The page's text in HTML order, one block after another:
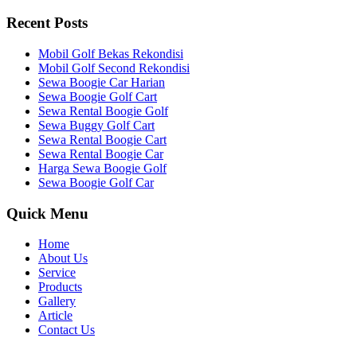
Recent Posts
Mobil Golf Bekas Rekondisi
Mobil Golf Second Rekondisi
Sewa Boogie Car Harian
Sewa Boogie Golf Cart
Sewa Rental Boogie Golf
Sewa Buggy Golf Cart
Sewa Rental Boogie Cart
Sewa Rental Boogie Car
Harga Sewa Boogie Golf
Sewa Boogie Golf Car
Quick Menu
Home
About Us
Service
Products
Gallery
Article
Contact Us